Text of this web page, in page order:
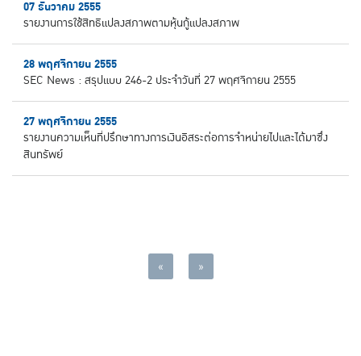
07 ธันวาคม 2555
รายงานการใช้สิทธิแปลงสภาพตามหุ้นกู้แปลงสภาพ
28 พฤศจิกายน 2555
SEC News : สรุปแบบ 246-2 ประจำวันที่ 27 พฤศจิกายน 2555
27 พฤศจิกายน 2555
รายงานความเห็นที่ปรึกษาทางการเงินอิสระต่อการจำหน่ายไปและได้มาซึ่ง
สินทรัพย์
« »